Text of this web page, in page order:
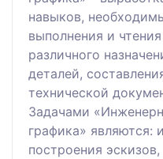
навыков,
выполнения и
различного
деталей,
технической
Задачами
графика» являются:
построения